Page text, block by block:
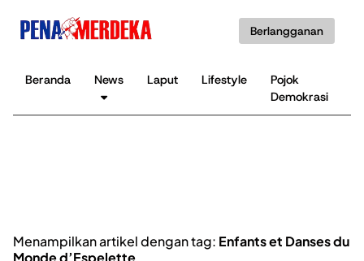
Berlangganan
Beranda News Laput Lifestyle
Pojok
Demokrasi
Menampilkan artikel dengan tag: Enfants et Danses du
Monde d’Espelette